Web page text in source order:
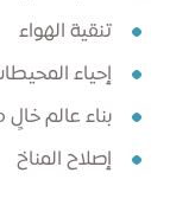
تنقية الهواء
إحياء
بناء عالم خالٍ
إصلاح المناخ